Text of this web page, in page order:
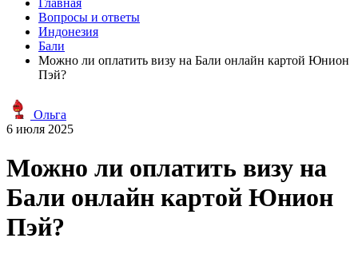
Главная
Вопросы и ответы
Индонезия
Бали
Можно ли оплатить визу на Бали онлайн картой Юнион
Пэй?
Ольга
6 июля 2025
Можно ли оплатить визу на
Бали онлайн картой Юнион
Пэй?